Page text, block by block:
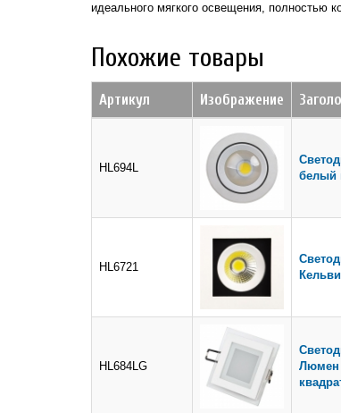
идеального мягкого освещения, полностью
Похожие товары
Артикул Изображение
HL694L
белый
HL6721
HL684LG
Люмен